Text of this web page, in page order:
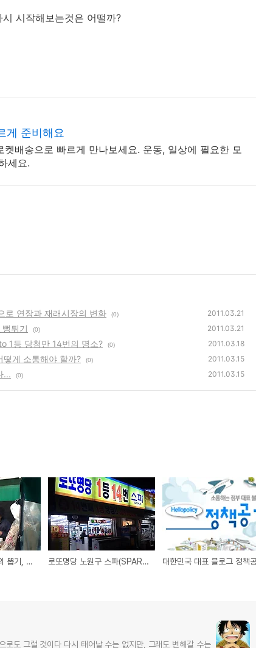
시작해보는것은 어떨까?
게 준비해요
배송으로 빠르게 만나보세요. 운동, 일상에 필요한 모
세요.
로 연장과 재래시장의 변화 (0) 2011.03.21
튀기 (0) 2011.03.21
1등 당첨만 14번의 명소? (0) 2011.03.18
게 소통해야 할까? (0) 2011.03.15
... (0) 2011.03.15
종로에서 만난 추억의 뽑기, 소라, 뻔데기, 뻥튀기 로또명당 노원구 스파(SPAR) 편의점, Lotto 1등 당첨만 14번의 명소?
로도 그럴 것이다 다시 태어날 수는 없지만, 그래도 변해갈 수는